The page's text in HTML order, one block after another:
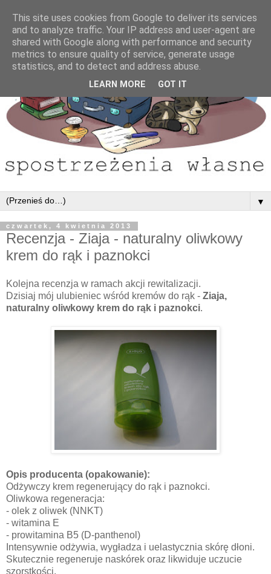
▼
czwartek, 4 kwietnia 2013
Recenzja - Ziaja - naturalny oliwkowy
krem do rąk i paznokci
Kolejna recenzja w ramach akcji rewitalizacji.
Dzisiaj mój ulubieniec wśród kremów do rąk - Ziaja,
naturalny oliwkowy krem do rąk i paznokci.
Opis producenta (opakowanie):
Odżywczy krem regenerujący do rąk i paznokci.
Oliwkowa regeneracja:
- olek z oliwek (NNKT)
- witamina E
- prowitamina B5 (D-panthenol)
Intensywnie odżywia, wygładza i uelastycznia skórę dłoni.
Skutecznie regeneruje naskórek oraz likwiduje uczucie
szorstkości.
This site uses cookies from Google to deliver its services
and to analyze traffic. Your IP address and user-agent are
shared with Google along with performance and security
metrics to ensure quality of service, generate usage
statistics, and to detect and address abuse.
LEARN MORE GOT IT